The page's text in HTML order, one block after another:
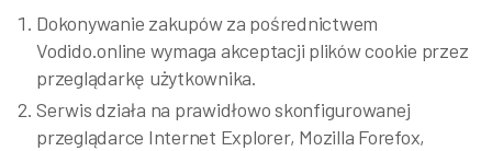
Dokonywanie zakupów za pośrednictwem
Vodido.online wymaga akceptacji plików cookie przez
przeglądarkę użytkownika.
Serwis działa na prawidłowo skonfigurowanej
przeglądarce Internet Explorer, Mozilla Forefox,